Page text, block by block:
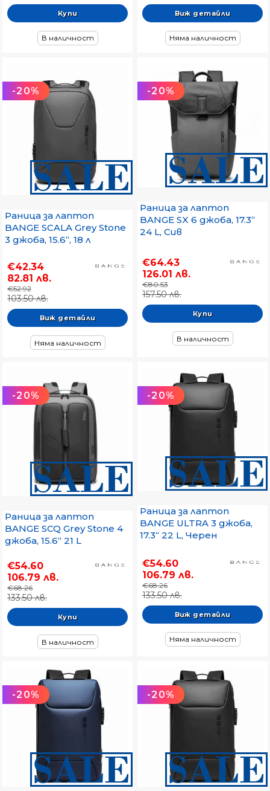
В наличност
Виж детайли
Няма наличност
-20%
Раница за лаптоп
BANGE SCALA Grey Stone
3 джоба, 15.6“, 18 л
€42.34
82.81 лв.
€52.92
103.50 лв.
Виж детайли
Няма наличност
-20%
Раница за лаптоп
BANGE SX 6 джоба, 17.3“
24 L, Сив
€64.43
126.01 лв.
€80.53
157.50 лв.
В наличност
-20%
Раница за лаптоп
BANGE SCQ Grey Stone 4
джоба, 15.6“ 21 L
€54.60
106.79 лв.
€68.26
133.50 лв.
В наличност
-20%
Раница за лаптоп
BANGE ULTRA 3 джоба,
17.3“ 22 L, Черен
€54.60
106.79 лв.
€68.26
133.50 лв.
Виж детайли
Няма наличност
-20% -20%